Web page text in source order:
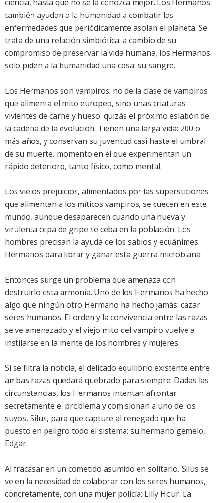
ciencia, hasta que no se la conozca mejor. Los Hermanos
también ayudan a la humanidad a combatir las
enfermedades que periódicamente asolan el planeta. Se
trata de una relación simbiótica: a cambio de su
compromiso de preservar la vida humana, los Hermanos
sólo piden a la humanidad una cosa: su sangre.
Los Hermanos son vampiros; no de la clase de vampiros
que alimenta el mito europeo, sino unas criaturas
vivientes de carne y hueso: quizás el próximo eslabón de
la cadena de la evolución. Tienen una larga vida: 200 o
más años, y conservan su juventud casi hasta el umbral
de su muerte, momento en el que experimentan un
rápido deterioro, tanto físico, como mental.
Los viejos prejuicios, alimentados por las supersticiones
que alimentan a los míticos vampiros, se cuecen en este
mundo, aunque desaparecen cuando una nueva y
virulenta cepa de gripe se ceba en la población. Los
hombres precisan la ayuda de los sabios y ecuánimes
Hermanos para librar y ganar esta guerra microbiana.
Entonces surge un problema que amenaza con
destruirlo esta armonía. Uno de los Hermanos ha hecho
algo que ningún otro Hermano ha hecho jamás: cazar
seres humanos. El orden y la convivencia entre las razas
se ve amenazado y el viejo mito del vampiro vuelve a
instilarse en la mente de los hombres y mujeres.
Si se filtra la noticia, el delicado equilibrio existente entre
ambas razas quedará quebrado para siempre. Dadas las
circunstancias, los Hermanos intentan afrontar
secretamente el problema y comisionan a uno de los
suyos, Silus, para que capture al renegado que ha
puesto en peligro todo el sistema: su hermano gemelo,
Edgar.
Al fracasar en un cometido asumido en solitario, Silus se
ve en la necesidad de colaborar con los seres humanos,
concretamente, con una mujer policía: Lilly Hour. La